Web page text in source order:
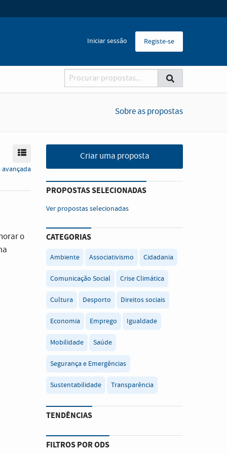
Iniciar sessão Registe-se
Pesquisador
Procurar Procurar
Sobre as propostas
Modo de visualização
avançada
o
Criar uma proposta
PROPOSTAS SELECIONADAS
Ver propostas selecionadas
CATEGORIAS
Ambiente Associativismo Cidadania
Comunicação Social Crise Climática
Cultura Desporto Direitos sociais
Economia Emprego Igualdade
Mobilidade Saúde
Segurança e Emergências
Sustentabilidade Transparência
TENDÊNCIAS
FILTROS POR ODS